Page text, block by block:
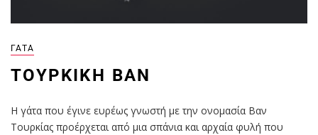
ΓΆΤΑ
ΤΟΥΡΚΙΚΉ ΒΑΝ
Η γάτα που έγινε ευρέως γνωστή με την ονομασία Βαν
Τουρκίας προέρχεται από μια σπάνια και αρχαία φυλή που